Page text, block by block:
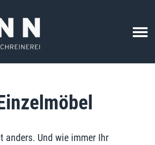
anders. Und wie immer Ihr